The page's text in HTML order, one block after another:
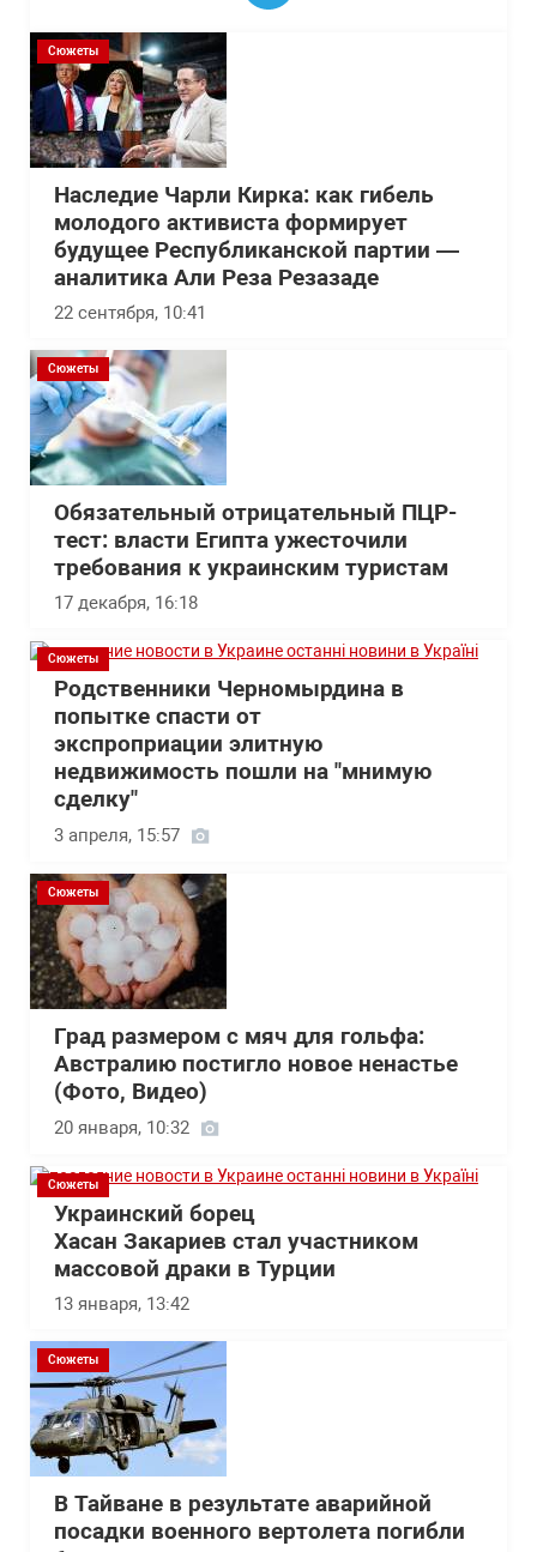
Сюжеты
Наследие Чарли Кирка: как гибель
молодого активиста формирует
будущее Республиканской партии —
аналитика Али Реза Резазаде
22 сентября, 10:41
Сюжеты
Обязательный отрицательный ПЦР-
тест: власти Египта ужесточили
требования к украинским туристам
17 декабря, 16:18
Сюжеты
Родственники Черномырдина в
попытке спасти от
экспроприации элитную
недвижимость пошли на "мнимую
сделку"
3 апреля, 15:57
Сюжеты
Град размером с мяч для гольфа:
Австралию постигло новое ненастье
(Фото, Видео)
20 января, 10:32
Сюжеты
Украинский борец
Хасан Закариев стал участником
массовой драки в Турции
13 января, 13:42
Сюжеты
В Тайване в результате аварийной
посадки военного вертолета погибли